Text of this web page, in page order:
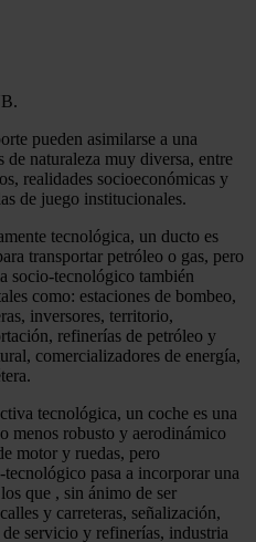
pueden asimilarse a una
de naturaleza muy diversa, entre
realidades socioeconómicas y
de juego institucionales.
tecnológica, un ducto es
transportar petróleo o gas, pero
socio-tecnológico también
como: estaciones de bombeo,
inversores, territorio,
refinerías de petróleo y
comercializadores de energía,
tecnológica, un coche es una
menos robusto y aerodinámico
motor y ruedas, pero
pasa a incorporar una
que , sin ánimo de ser
y carreteras, señalización,
servicio y refinerías, industria